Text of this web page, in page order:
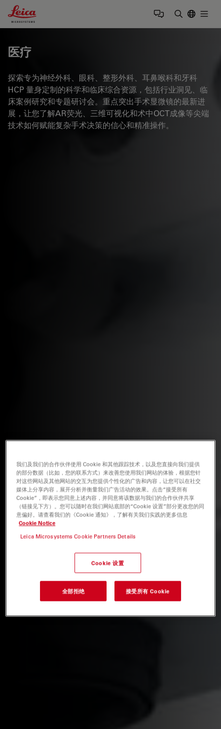
Leica Microsystems Logo
医疗
探索专为神经外科、眼科、整形外科、耳鼻喉科和牙科
HCP 量身定制的科学和临床综合资源，包括行业洞见、临
床案例研究和专题研讨会。重点突出手术显微镜的最新进
展，让您了解AR荧光、三维可视化和术中OCT成像等尖端
技术如何赋能复杂手术决策的信心和精准操作。
我们及我们的合作伙伴使用 Cookie 和其他跟踪技术，以及您直接向我们提供
的部分数据（比如，您的联系方式）来改善您使用我们网站的体验，根据您针
对这些网站及其他网站的交互为您提供个性化的广告和内容，让您可以在社交
媒体上分享内容，展开分析并衡量我们广告活动的效果。点击“接受所有
Cookie”，即表示您同意上述内容，并同意将该数据与我们的合作伙伴共享
（链接见下方）。您可以随时在我们网站底部的“Cookie 设置”部分更改您的同
意偏好。请查看我们的《Cookie 通知》，了解有关我们实践的更多信息
Cookie Notice
Leica Microsystems Cookie Partners Details
Cookie 设置
全部拒绝 接受所有 Cookie